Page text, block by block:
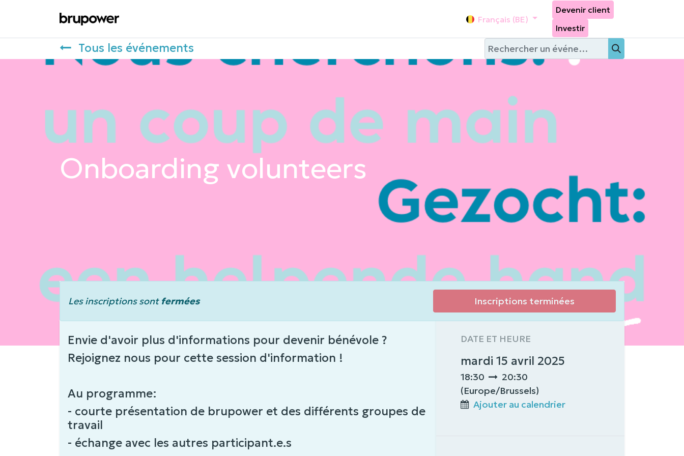
Les tarifs de brupower Events
Français (BE)
Devenir client
Investir
Tous les événements
Onboarding volunteers
Les inscriptions sont fermées Inscriptions terminées
Envie d'avoir plus d'informations pour devenir bénévole ?
Rejoignez nous pour cette session d'information !
Au programme:
- courte présentation de brupower et des différents groupes de
travail
- échange avec les autres participant.e.s
DATE ET HEURE
mardi 15 avril 2025
18:30
20:30
(Europe/Brussels)
Ajouter au calendrier